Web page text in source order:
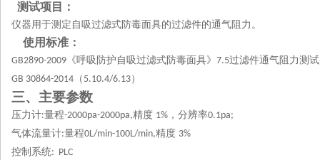
测试项目：
仪器用于测定自吸过滤式防毒面具的过滤件的通气阻力。
使用标准：
GB2890-2009 《呼吸防护自吸过滤式防毒面具》 7.5过滤件通气阻力测
GB 30864-2014 （ 5.10.4/6.13）
三、 主要参数
压力计:量程-2000pa-2000pa,精度 1% ，分辨率0.1pa;
气体流量计:量程0L/min-100L/min,精度 3%
控制系统: PLC